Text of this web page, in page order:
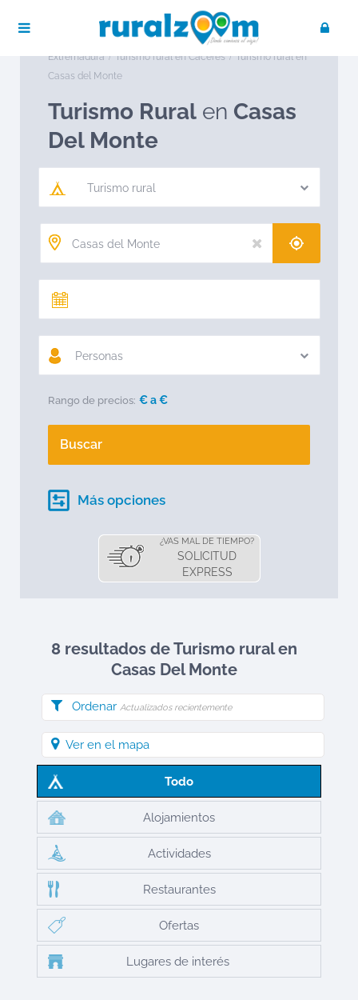
Turismo rural en España
Turismo rural en
Extremadura
Turismo rural en Cáceres
Turismo rural en
Casas del Monte
Turismo Rural en Casas
Del Monte
Turismo rural
Personas
Rango de precios: € a€
Buscar
Más opciones
¿VAS MAL DE TIEMPO?
SOLICITUD
EXPRESS
8 resultados de Turismo rural en
Casas Del Monte
Ordenar Actualizados recientemente
Ver en el mapa
Todo
Alojamientos
Actividades
Restaurantes
Ofertas
Lugares de interés